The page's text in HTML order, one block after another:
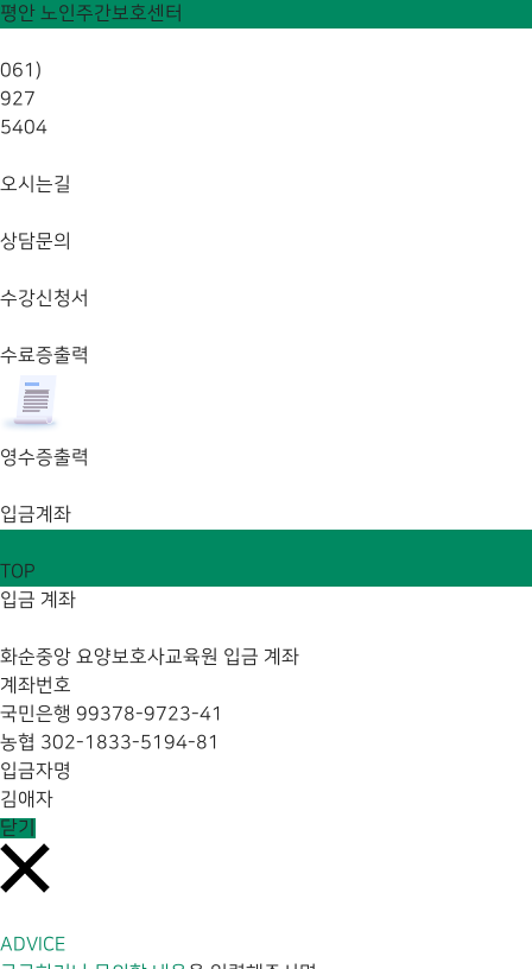
평안 노인주간보호센터
061)
927
5404
오시는길
상담문의
수강신청서
수료증출력
영수증출력
입금계좌
TOP
입금 계좌
화순중앙 요양보호사교육원 입금 계좌
계좌번호
국민은행 99378-9723-41
농협 302-1833-5194-81
입금자명
김애자
닫기
ADVICE